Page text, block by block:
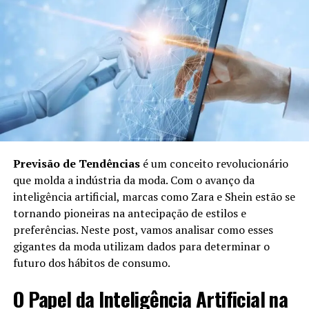
artificial para analisar as preferências e sugerir
looks personalizados.
Consultoria Personalizada:Profissionais podem
revisar as opções e oferecer conselhos, se
necessário.
Envio de Itens: Após a seleção das peças, elas
são enviadas diretamente ao cliente.
Benefícios do Personal Shopper em
Compras Online
Utilizar um Personal Shopper para compras online traz
uma série de benefícios:
Economia de Tempo:O cliente não precisa
Shopper faz isso rapidamente.
Previsão de Tendênciasé um conceito revolucionário
que molda a indústria da moda. Com o avanço da
inteligência artificial, marcas como Zara e Shein estão se
tornando pioneiras na antecipação de estilos e
preferências. Neste post, vamos analisar como esses
gigantes da moda utilizam dados para determinar o
futuro dos hábitos de consumo.
O Papel da Inteligência Artificial na